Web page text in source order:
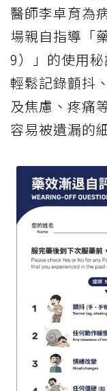
醫師李卓育為
場親自指導「
9）」的使用
輕鬆記錄顫抖
及焦慮、疼痛
容易被遺漏的